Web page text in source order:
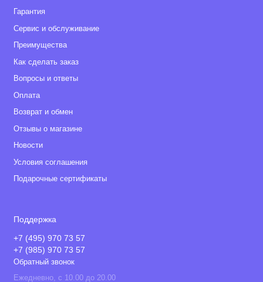
Гарантия
Сервис и обслуживание
Преимущества
Как сделать заказ
Вопросы и ответы
Оплата
Возврат и обмен
Отзывы о магазине
Новости
Условия соглашения
Подарочные сертификаты
Поддержка
+7 (495) 970 73 57
+7 (985) 970 73 57
Обратный звонок
Ежедневно, с 10.00 до 20.00